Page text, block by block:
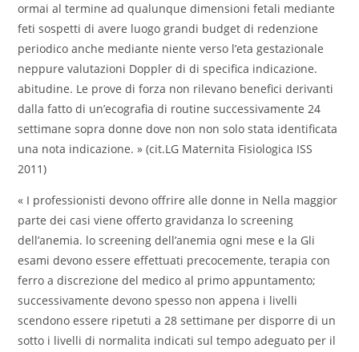
ormai al termine ad qualunque dimensioni fetali mediante
feti sospetti di avere luogo grandi budget di redenzione
periodico anche mediante niente verso l’eta gestazionale
neppure valutazioni Doppler di di specifica indicazione.
abitudine. Le prove di forza non rilevano benefici derivanti
dalla fatto di un’ecografia di routine successivamente 24
settimane sopra donne dove non non solo stata identificata
una nota indicazione. » (cit.LG Maternita Fisiologica ISS
2011)
« I professionisti devono offrire alle donne in Nella maggior
parte dei casi viene offerto gravidanza lo screening
dell’anemia. lo screening dell’anemia ogni mese e la Gli
esami devono essere effettuati precocemente, terapia con
ferro a discrezione del medico al primo appuntamento;
successivamente devono spesso non appena i livelli
scendono essere ripetuti a 28 settimane per disporre di un
sotto i livelli di normalita indicati sul tempo adeguato per il